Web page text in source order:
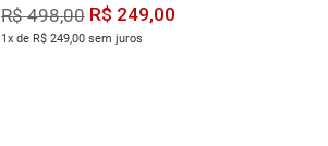
R$ 498,00 R$ 249,00
1x de R$ 249,00 sem juros